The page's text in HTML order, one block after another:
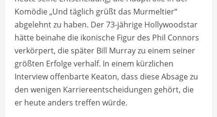
Komödie „Und täglich grüßt das Murmeltier“
abgelehnt zu haben. Der 73-jährige Hollywoodstar
hätte beinahe die ikonische Figur des Phil Connors
verkörpert, die später Bill Murray zu einem seiner
größten Erfolge verhalf. In einem kürzlichen
Interview offenbarte Keaton, dass diese Absage zu
den wenigen Karriereentscheidungen gehört, die
er heute anders treffen würde.